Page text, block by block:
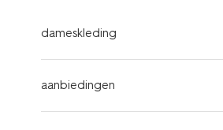
dameskleding
aanbiedingen